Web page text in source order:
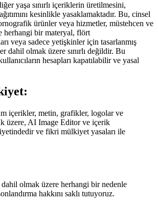
yaşa sınırlı içeriklerin üretilmesini,
kesinlikle yasaklamaktadır. Bu, cinsel
ürünler veya hizmetler, müstehcen ve
herhangi bir materyal, flört
veya sadece yetişkinler için tasarlanmış
dahil olmak üzere sınırlı değildir. Bu
hesapları kapatılabilir ve yasal
içerikler, metin, grafikler, logolar ve
üzere, AI Image Editor ve içerik
ve fikri mülkiyet yasaları ile
olmak üzere herhangi bir nedenle
hakkını saklı tutuyoruz.